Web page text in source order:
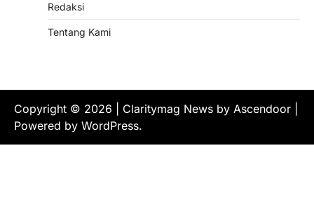
Redaksi
Tentang Kami
Copyright © 2026 | Claritymag News by Ascendoor
Powered by WordPress.